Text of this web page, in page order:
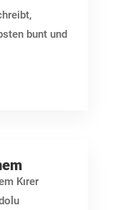
bunt und
Kırer